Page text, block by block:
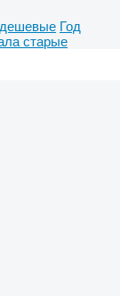
Год
старые